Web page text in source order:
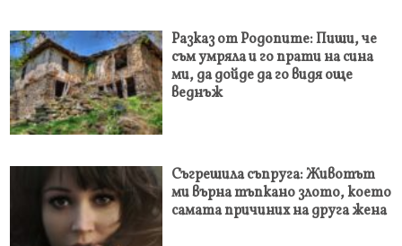
Разказ от Родопите: Пиши, че
съм умряла и го прати на сина
ми, да дойде да го видя още
веднъж
Съгрешила съпруга: Животът
ми върна тъпкано злото, което
самата причиних на друга жена